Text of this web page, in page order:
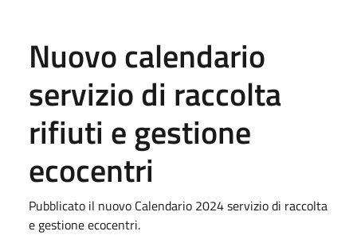
Nuovo calendario
servizio di raccolta
rifiuti e gestione
ecocentri
Pubblicato il nuovo Calendario 2024 servizio di raccolta
e gestione ecocentri.